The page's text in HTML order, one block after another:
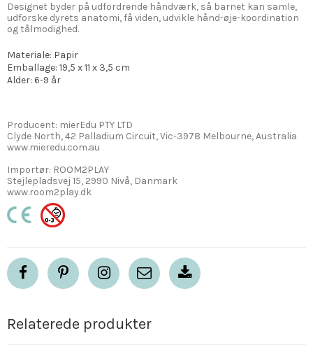
Designet byder på udfordrende håndværk, så barnet kan samle,
udforske dyrets anatomi, få viden, udvikle hånd-øje-koordination
og tålmodighed.
Materiale: Papir
Emballage: 19,5 x 11 x 3,5 cm
Alder: 6-9 år
Producent: mierEdu PTY LTD
Clyde North, 42 Palladium Circuit, Vic-3978 Melbourne, Australia
www.mieredu.com.au
Importør: ROOM2PLAY
Stejlepladsvej 15, 2990 Nivå, Danmark
www.room2play.dk
Relaterede produkter